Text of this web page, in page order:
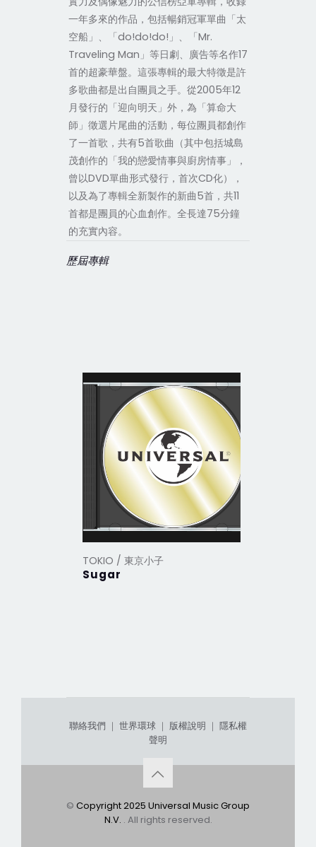
一年多來的作品，包括暢銷冠軍單曲「太
空船」、「 do!do!do! 」、「 Mr.
Traveling Man 」等日劇、廣告等名作17
首的超豪華盤。這張專輯的最大特徵是許
多歌曲都是出自團員之手。從2005年12
月發行的「迎向明天」外，為「算命大
師」徵選片尾曲的活動，每位團員都創作
了一首歌，共有5首歌曲（其中包括城島
茂創作的「我的戀愛情事與廚房情事」，
曾以DVD單曲形式發行，首次CD化），
以及為了專輯全新製作的新曲5首，共11
首都是團員的心血創作。全長達75分鐘
的充實內容。
歷屆專輯
TOKIO / 東京小子
Sugar
聯絡我們 ｜ 世界環球 ｜ 版權說明 ｜ 隱私權
聲明
© Copyright 2025 Universal Music Group
N.V. . All rights reserved.